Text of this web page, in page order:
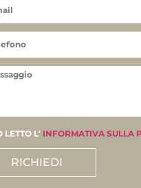
LETTO L' INFORMATIVA SULLA
RICHIEDI